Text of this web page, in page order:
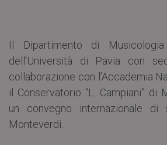
Il Dipartimento di
dell’Università di Pavia con
collaborazione con l’Accademia
il Conservatorio “L. Campiani” di
un convegno internazionale di
Monteverdi.